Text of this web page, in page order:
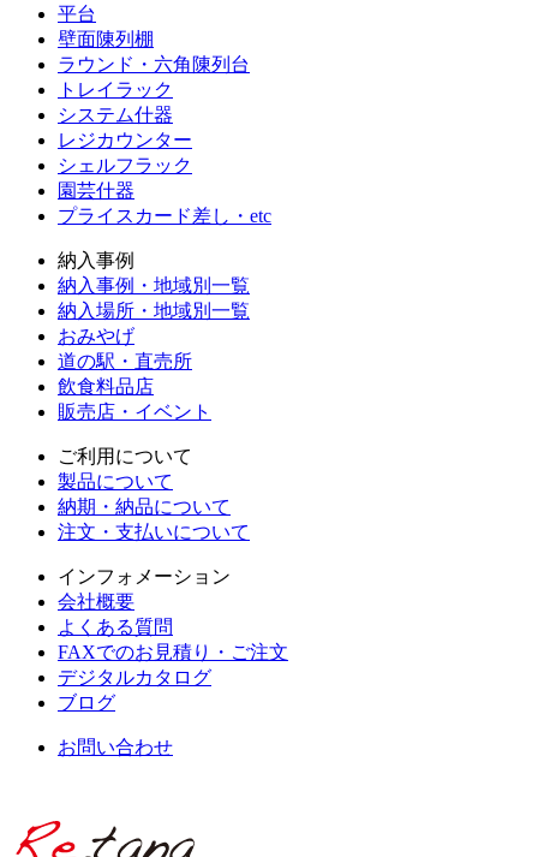
平台
壁面陳列棚
ラウンド・六角陳列台
トレイラック
システム什器
レジカウンター
シェルフラック
園芸什器
プライスカード差し・etc
納入事例
納入事例・地域別一覧
納入場所・地域別一覧
おみやげ
道の駅・直売所
飲食料品店
販売店・イベント
ご利用について
製品について
納期・納品について
注文・支払いについて
インフォメーション
会社概要
よくある質問
FAXでのお見積り・ご注文
デジタルカタログ
ブログ
お問い合わせ